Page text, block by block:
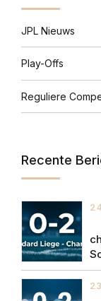
JPL Nieuws
Play-Offs
Reguliere
Recente